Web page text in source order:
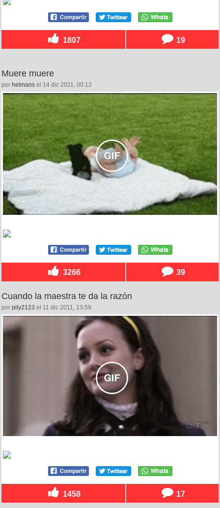
1807 19
Muere muere
por helmans el 14 dic 2011, 00:12
3266 39
Cuando la maestra te da la razón
por pily2123 el 11 dic 2011, 13:59
1458 17